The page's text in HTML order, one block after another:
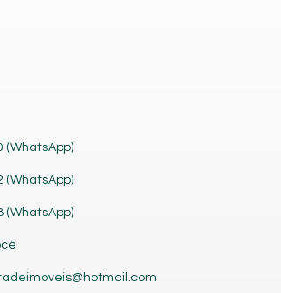
(WhatsApp)
(WhatsApp)
(WhatsApp)